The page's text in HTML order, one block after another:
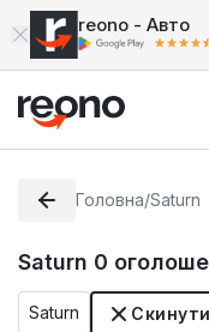
reono - Авто
Головна/Saturn
Saturn 0
Saturn Скинути